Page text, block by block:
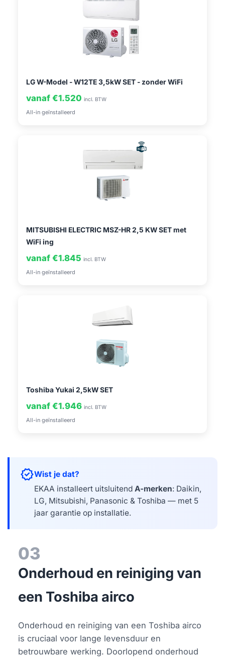
LG W-Model - W12TE 3,5kW SET - zonder WiFi
vanaf €1.520 incl. BTW
All-in geïnstalleerd
MITSUBISHI ELECTRIC MSZ-HR 2,5 KW SET met
WiFi ing
vanaf €1.845 incl. BTW
All-in geïnstalleerd
Toshiba Yukai 2,5kW SET
vanaf €1.946 incl. BTW
All-in geïnstalleerd
verifiedWist je dat?
EKAA installeert uitsluitendA-merken: Daikin,
LG, Mitsubishi, Panasonic & Toshiba — met 5
jaar garantie op installatie.
03
Onderhoud en reiniging van
een Toshiba airco
Onderhoud en reiniging van een Toshiba airco
is cruciaal voor lange levensduur en
betrouwbare werking. Doorlopend onderhoud